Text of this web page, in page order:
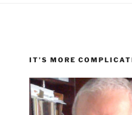
IT’S MORE